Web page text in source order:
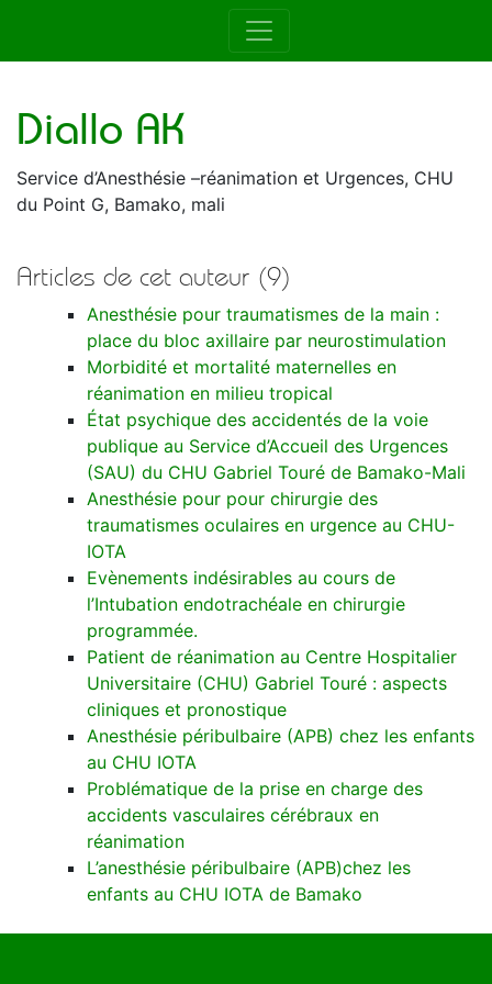
Auteur de la RAMUR
Diallo AK
Service d’Anesthésie –réanimation et Urgences, CHU
du Point G, Bamako, mali
Articles de cet auteur (9)
Anesthésie pour traumatismes de la main :
place du bloc axillaire par neurostimulation
Morbidité et mortalité maternelles en
réanimation en milieu tropical
État psychique des accidentés de la voie
publique au Service d’Accueil des Urgences
(SAU) du CHU Gabriel Touré de Bamako-Mali
Anesthésie pour pour chirurgie des
traumatismes oculaires en urgence au CHU-
IOTA
Evènements indésirables au cours de
l’Intubation endotrachéale en chirurgie
programmée.
Patient de réanimation au Centre Hospitalier
Universitaire (CHU) Gabriel Touré : aspects
cliniques et pronostique
Anesthésie péribulbaire (APB) chez les enfants
au CHU IOTA
Problématique de la prise en charge des
accidents vasculaires cérébraux en
réanimation
L’anesthésie péribulbaire (APB)chez les
enfants au CHU IOTA de Bamako